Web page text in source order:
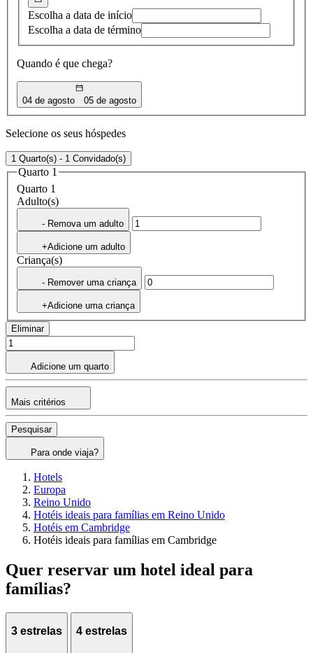
Escolha a data de início
Escolha a data de término
Quando é que chega?
04 de agosto 05 de agosto
Selecione os seus hóspedes
1 Quarto(s) - 1 Convidado(s)
Quarto 1
Quarto 1
Adulto(s)
- Remova um adulto
+Adicione um adulto
Criança(s)
- Remover uma criança
+Adicione uma criança
Eliminar
Adicione um quarto
Mais critérios
Pesquisar
Para onde viaja?
Hotels
Europa
Reino Unido
Hotéis ideais para famílias em Reino Unido
Hotéis em Cambridge
Hotéis ideais para famílias em Cambridge
Quer reservar um hotel ideal para
famílias?
3 estrelas 4 estrelas